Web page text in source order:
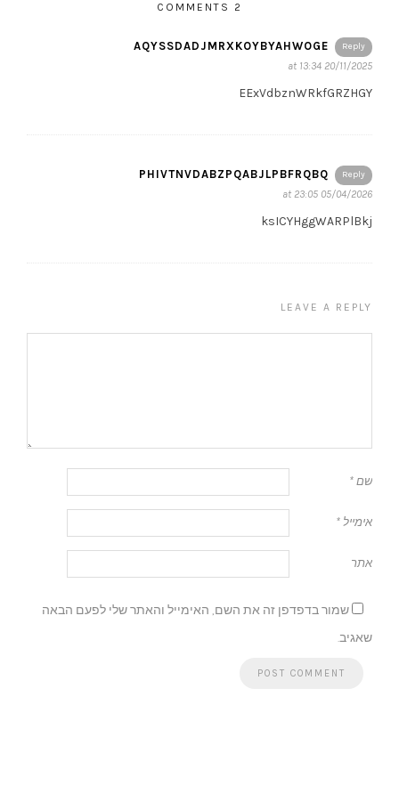
2 COMMENTS
Reply
AQYSSDADJMRXKOYBYAHWOGE
20/11/2025 at 13:34
EExVdbznWRkfGRZHGY
Reply
PHIVTNVDABZPQABJLPBFRQBQ
05/04/2026 at 23:05
ksICYHggWARPlBkj
LEAVE A REPLY
שם *
אימייל *
אתר
שמור בדפדפן זה את השם, האימייל והאתר שלי לפעם הבאה
שאגיב.